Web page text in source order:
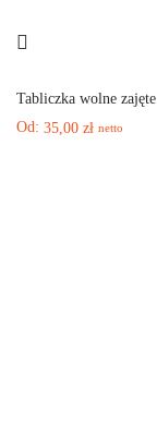
Tabliczka wolne zajęte
Od: 35,00 zł netto